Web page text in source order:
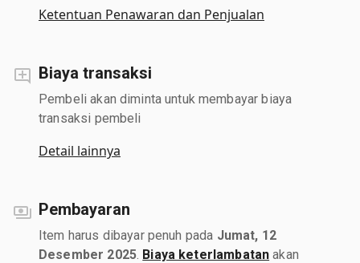
Ketentuan Penawaran dan Penjualan
Biaya transaksi
Pembeli akan diminta untuk membayar biaya
transaksi pembeli
Detail lainnya
Pembayaran
Item harus dibayar penuh pada Jumat, 12
Desember 2025. Biaya keterlambatan akan